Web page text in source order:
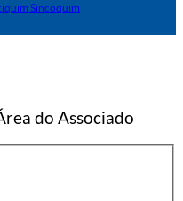
Sincoquim
do Associado